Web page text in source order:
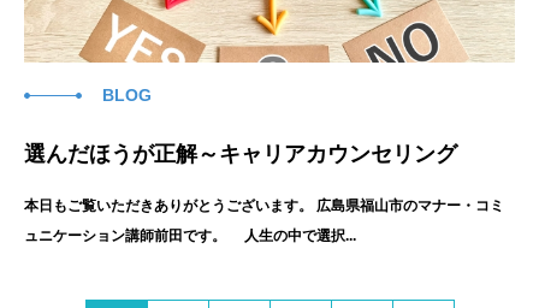
BLOG
選んだほうが正解～キャリアカウンセリング
本日もご覧いただきありがとうございます。 広島県福山市のマナー・コミ
ュニケーション講師前田です。 人生の中で選択...